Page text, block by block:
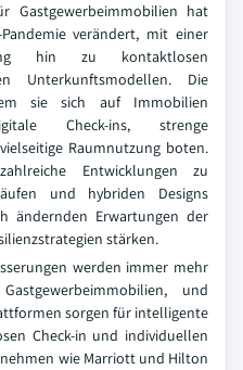
Gastgewerbeimmobilien hat
verändert, mit einer
hin zu kontaktlosen
Unterkunftsmodellen. Die
sie sich auf Immobilien
Check-ins, strenge
Raumnutzung boten.
Entwicklungen zu
und hybriden Designs
ändernden Erwartungen der
stärken.
werden immer mehr
und
sorgen für intelligente
Check-in und individuellen
wie Marriott und Hilton